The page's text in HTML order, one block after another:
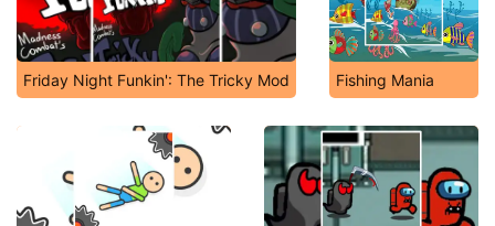
Friday Night Funkin': The Tricky Mod Fishing Mania